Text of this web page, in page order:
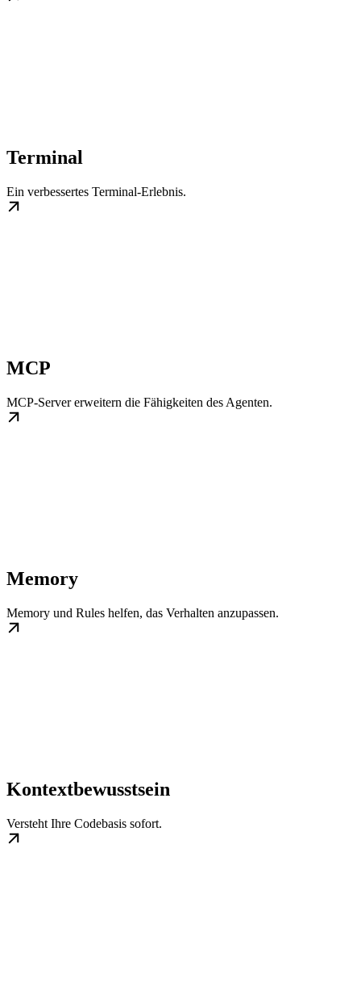
Terminal
Ein verbessertes Terminal-Erlebnis.
MCP
MCP-Server erweitern die Fähigkeiten des Agenten.
Memory
Memory und Rules helfen, das Verhalten anzupassen.
Kontextbewusstsein
Versteht Ihre Codebasis sofort.